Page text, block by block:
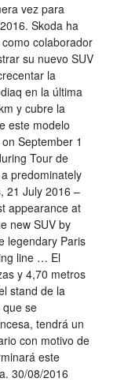
vez para
Skoda ha
colaborador
su nuevo SUV
la
en la última
y cubre la
este modelo
September 1
Tour de
predominately
21 July 2016 –
appearance at
new SUV by
legendary Paris
line … El
y 4,70 metros
stand de la
que se
tendrá un
con motivo de
este
30/08/2016